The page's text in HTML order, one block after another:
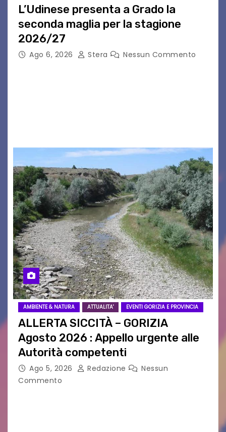
L’Udinese presenta a Grado la
seconda maglia per la stagione
2026/27
Ago 6, 2026 Stera Nessun Commento
AMBIENTE & NATURA ATTUALITA' EVENTI GORIZIA E PROVINCIA
ALLERTA SICCITÀ – GORIZIA
Agosto 2026 : Appello urgente alle
Autorità competenti
Ago 5, 2026 Redazione
Nessun
Commento